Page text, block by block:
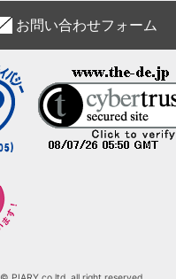
お問い合わせフォーム